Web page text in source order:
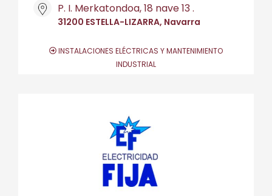
P. I. Merkatondoa, 18 nave 13 .
31200 ESTELLA-LIZARRA, Navarra
INSTALACIONES ELÉCTRICAS Y MANTENIMIENTO
INDUSTRIAL